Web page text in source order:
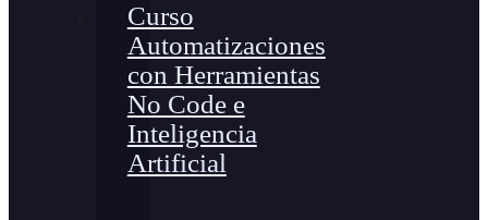
Curso
Automatizaciones
con Herramientas
No Code e
Inteligencia
Artificial